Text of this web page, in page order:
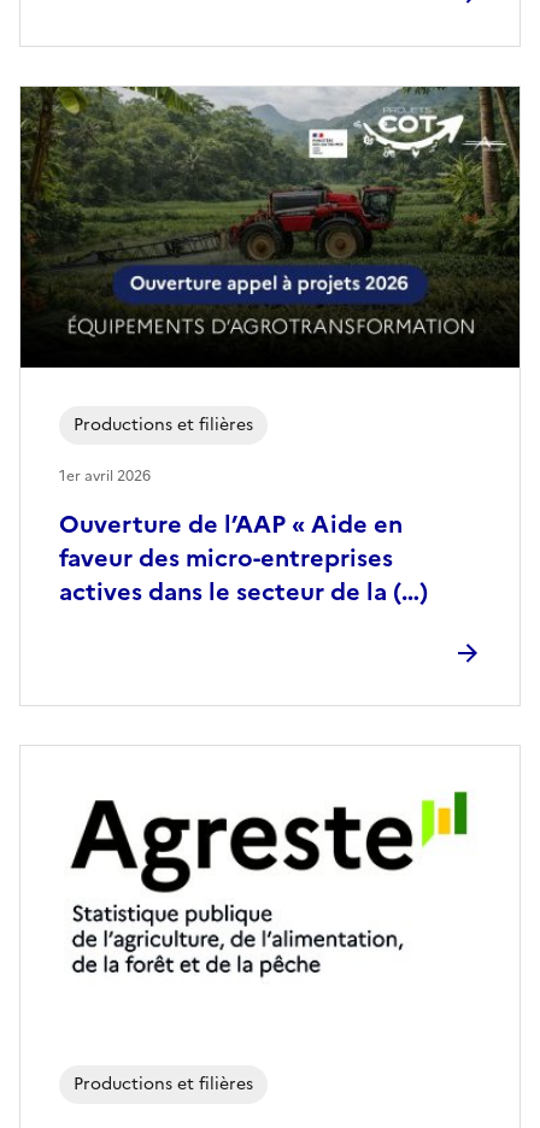
Ouverture de l’AAP « Aide en
faveur des micro-entreprises
actives dans le secteur de la (…)
Productions et filières
1er avril 2026
Productions et filières